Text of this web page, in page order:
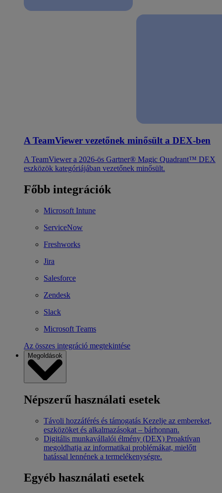
A TeamViewer vezetőnek minősült a DEX-ben
A TeamViewer a 2026-ös Gartner® Magic Quadrant™ DEX
eszközök kategóriájában vezetőnek minősült.
Főbb integrációk
Microsoft Intune
ServiceNow
Freshworks
Jira
Salesforce
Zendesk
Slack
Microsoft Teams
Az összes integráció megtekintése
Megoldások
Népszerű használati esetek
Távoli hozzáférés és támogatás Kezelje az embereket,
eszközöket és alkalmazásokat – bárhonnan.
Digitális munkavállalói élmény (DEX) Proaktívan
megoldhatja az informatikai problémákat, mielőtt
hatással lennének a termelékenységre.
Egyéb használati esetek